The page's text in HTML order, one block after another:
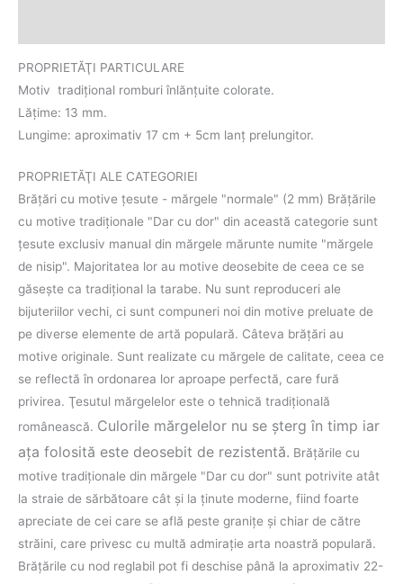
PROPRIETĂŢI PARTICULARE
Motiv tradițional romburi înlănțuite colorate.
Lățime: 13 mm.
Lungime: aproximativ 17 cm + 5cm lanț prelungitor.
PROPRIETĂŢI ALE CATEGORIEI
Brăţări cu motive țesute - mărgele "normale" (2 mm) Brăţările
cu motive tradiţionale "Dar cu dor" din această categorie sunt
țesute exclusiv manual din mărgele mărunte numite "mărgele
de nisip". Majoritatea lor au motive deosebite de ceea ce se
găseşte ca tradiţional la tarabe. Nu sunt reproduceri ale
bijuteriilor vechi, ci sunt compuneri noi din motive preluate de
pe diverse elemente de artă populară. Câteva brăţări au
motive originale. Sunt realizate cu mărgele de calitate, ceea ce
se reflectă în ordonarea lor aproape perfectă, care fură
privirea. Ţesutul mărgelelor este o tehnică tradiţională
românească. Culorile mărgelelor nu se şterg în timp iar
aţa folosită este deosebit de rezistentă. Brăţările cu
motive tradiţionale din mărgele "Dar cu dor" sunt potrivite atât
la straie de sărbătoare cât şi la ţinute moderne, fiind foarte
apreciate de cei care se află peste graniţe şi chiar de către
străini, care privesc cu multă admiraţie arta noastră populară.
Brățările cu nod reglabil pot fi deschise până la aproximativ 22-